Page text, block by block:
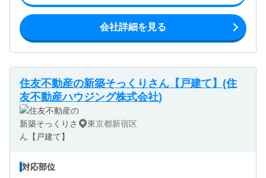
会社詳細を見る
住友不動産の新築そっくりさん【戸建て】(住
友不動産ハウジング株式会社)
東京都新宿区
対応部位